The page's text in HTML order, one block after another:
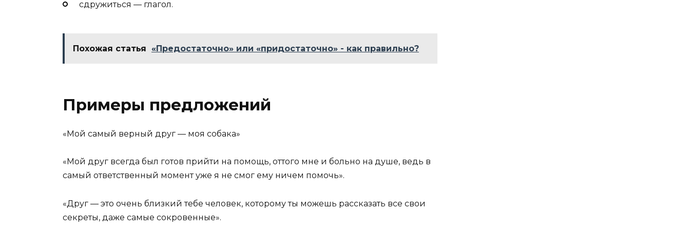
сдружиться — глагол.
Похожая статья «Предостаточно» или «придостаточно» - как правильно?
Примеры предложений
«Мой самый верный друг — моя собака»
«Мой друг всегда был готов прийти на помощь, оттого мне и больно на душе, ведь в
самый ответственный момент уже я не смог ему ничем помочь».
«Друг — это очень близкий тебе человек, которому ты можешь рассказать все свои
секреты, даже самые сокровенные».